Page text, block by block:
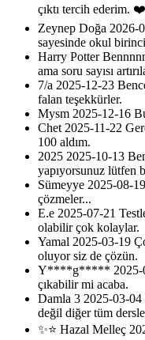
çıktı tercih ederim. ❤️
Zeynep Doğa 2026-
sayesinde okul
Harry Potter
ama soru sayısı
7/a 2025-12-23
falan teşekkürler.
Mysm 2025-12-16
Chet 2025-11-22
100 aldım.
2025 2025-10-13
yapıyorsunuz lütfen
Sümeyye 2025-08-19
çözmeler...
E.e 2025-07-21
olabilir çok kolaylar.
Yamal 2025-03-19
oluyor siz de çözün.
Y****g*****
çıkabilir mi acaba.
Damla 3 2025-03-04
değil diğer tüm
✨⭐ Hazal Melleç